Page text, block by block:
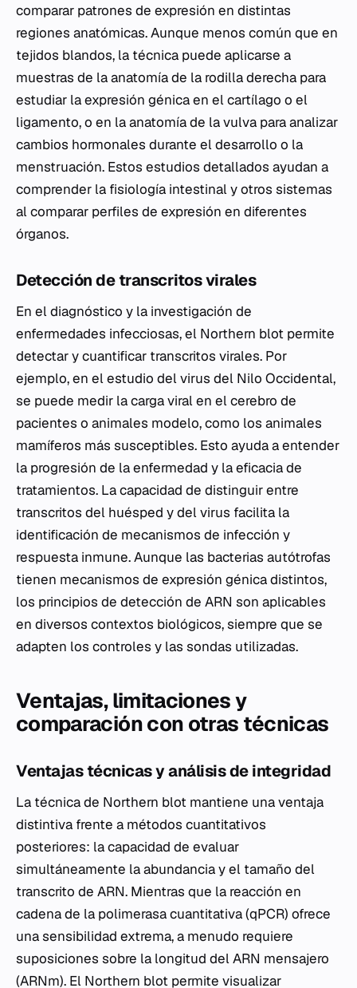
comparar patrones de expresión en distintas
regiones anatómicas. Aunque menos común que en
tejidos blandos, la técnica puede aplicarse a
muestras de la anatomía de la rodilla derecha para
estudiar la expresión génica en el cartílago o el
ligamento, o en la anatomía de la vulva para analizar
cambios hormonales durante el desarrollo o la
menstruación. Estos estudios detallados ayudan a
comprender la fisiología intestinal y otros sistemas
al comparar perfiles de expresión en diferentes
órganos.
Detección de transcritos virales
En el diagnóstico y la investigación de
enfermedades infecciosas, el Northern blot permite
detectar y cuantificar transcritos virales. Por
ejemplo, en el estudio del virus del Nilo Occidental,
se puede medir la carga viral en el cerebro de
pacientes o animales modelo, como los animales
mamíferos más susceptibles. Esto ayuda a entender
la progresión de la enfermedad y la eficacia de
tratamientos. La capacidad de distinguir entre
transcritos del huésped y del virus facilita la
identificación de mecanismos de infección y
respuesta inmune. Aunque las bacterias autótrofas
tienen mecanismos de expresión génica distintos,
los principios de detección de ARN son aplicables
en diversos contextos biológicos, siempre que se
adapten los controles y las sondas utilizadas.
Ventajas, limitaciones y
comparación con otras técnicas
Ventajas técnicas y análisis de integridad
La técnica de Northern blot mantiene una ventaja
distintiva frente a métodos cuantitativos
posteriores: la capacidad de evaluar
simultáneamente la abundancia y el tamaño del
transcrito de ARN. Mientras que la reacción en
cadena de la polimerasa cuantitativa (qPCR) ofrece
una sensibilidad extrema, a menudo requiere
suposiciones sobre la longitud del ARN mensajero
(ARNm). El Northern blot permite visualizar